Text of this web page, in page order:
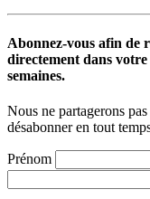
Abonnez-vous afin de
directement dans
semaines.
Nous ne partagerons
désabonner en tout
Prénom